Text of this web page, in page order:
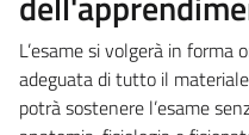
L’esame si volgerà in forma
adeguata di tutto il
potrà sostenere l’esame